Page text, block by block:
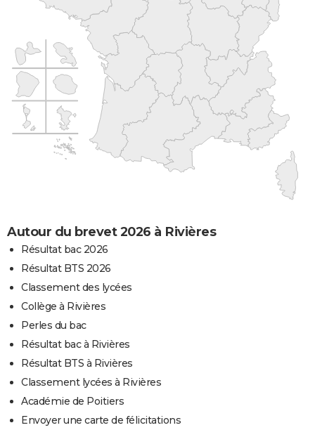
Autour du brevet 2026 à Rivières
Résultat bac 2026
Résultat BTS 2026
Classement des lycées
Collège à Rivières
Perles du bac
Résultat bac à Rivières
Résultat BTS à Rivières
Classement lycées à Rivières
Académie de Poitiers
Envoyer une carte de félicitations